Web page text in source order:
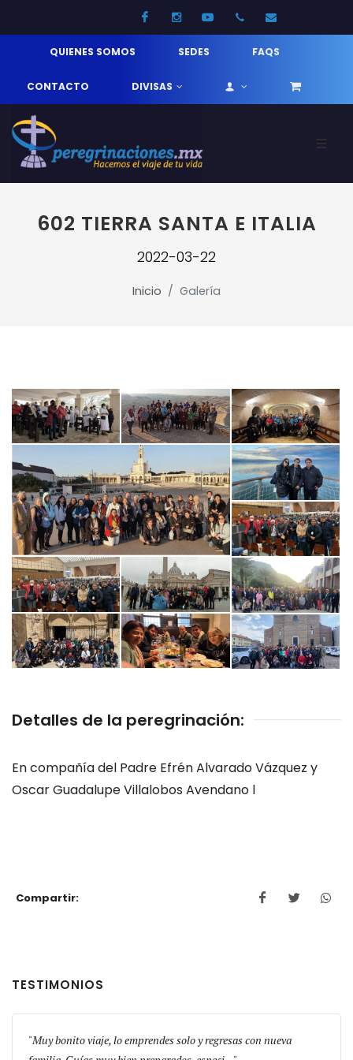
FacebookInstagramYoutube52 33 31210744
QUIENES SOMOS SEDES FAQS
CONTACTO DIVISAS
602 TIERRA SANTA E ITALIA
2022-03-22
Inicio Galería
Detalles de la peregrinación:
En compañía del Padre Efrén Alvarado Vázquez y
Oscar Guadalupe Villalobos Avendano l
Compartir:
TESTIMONIOS
Muy bonito viaje, lo emprendes solo y regresas con nueva